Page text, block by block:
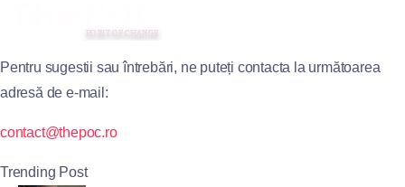
Pentru sugestii sau întrebări, ne puteți contacta la următoarea
adresă de e-mail:
contact@thepoc.ro
Trending Post